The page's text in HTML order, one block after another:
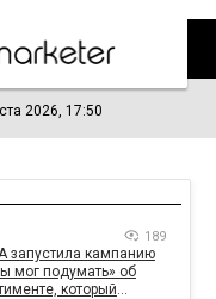
2026, 17:50
189
запустила кампанию
мог подумать» об
который